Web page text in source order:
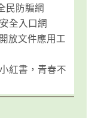
民防騙網
全入口網
放文件應用工
紅書，青春不